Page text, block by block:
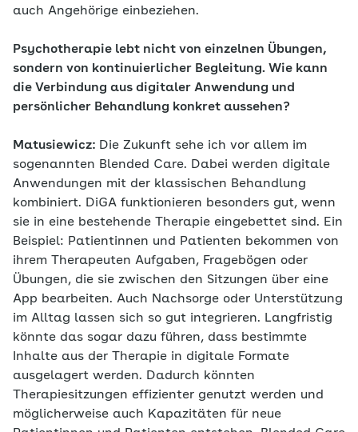
auch Angehörige einbeziehen.
Psychotherapie lebt nicht von einzelnen Übungen,
sondern von kontinuierlicher Begleitung. Wie kann
die Verbindung aus digitaler Anwendung und
persönlicher Behandlung konkret aussehen?
Matusiewicz: Die Zukunft sehe ich vor allem im
sogenannten Blended Care. Dabei werden digitale
Anwendungen mit der klassischen Behandlung
kombiniert. DiGA funktionieren besonders gut, wenn
sie in eine bestehende Therapie eingebettet sind. Ein
Beispiel: Patientinnen und Patienten bekommen von
ihrem Therapeuten Aufgaben, Fragebögen oder
Übungen, die sie zwischen den Sitzungen über eine
App bearbeiten. Auch Nachsorge oder Unterstützung
im Alltag lassen sich so gut integrieren. Langfristig
könnte das sogar dazu führen, dass bestimmte
Inhalte aus der Therapie in digitale Formate
ausgelagert werden. Dadurch könnten
Therapiesitzungen effizienter genutzt werden und
möglicherweise auch Kapazitäten für neue